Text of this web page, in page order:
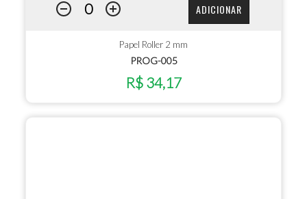
ADICIONAR
Papel Roller 2 mm
PROG-005
R$ 34,17